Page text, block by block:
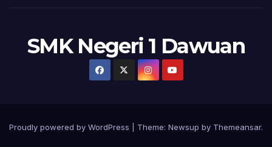
SMK Negeri 1 Dawuan
Proudly powered by WordPress Theme: Newsup by Themeansar.